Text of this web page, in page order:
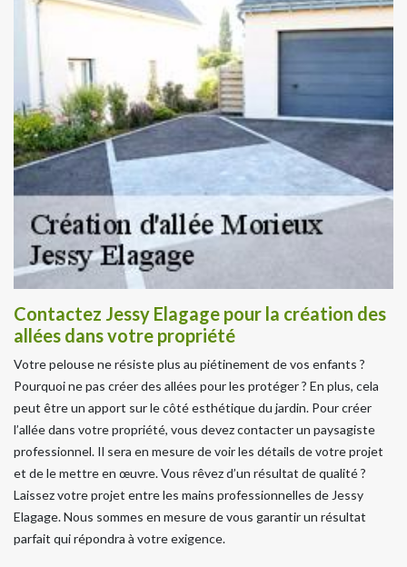
Contactez Jessy Elagage pour la création des
allées dans votre propriété
Votre pelouse ne résiste plus au piétinement de vos enfants ?
Pourquoi ne pas créer des allées pour les protéger ? En plus, cela
peut être un apport sur le côté esthétique du jardin. Pour créer
l’allée dans votre propriété, vous devez contacter un paysagiste
professionnel. Il sera en mesure de voir les détails de votre projet
et de le mettre en œuvre. Vous rêvez d’un résultat de qualité ?
Laissez votre projet entre les mains professionnelles de Jessy
Elagage. Nous sommes en mesure de vous garantir un résultat
parfait qui répondra à votre exigence.